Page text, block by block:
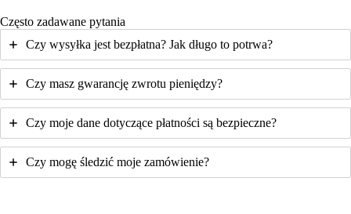
Często zadawane pytania
Czy wysyłka jest bezpłatna? Jak długo to potrwa?
Czy masz gwarancję zwrotu pieniędzy?
Czy moje dane dotyczące płatności są bezpieczne?
Czy mogę śledzić moje zamówienie?